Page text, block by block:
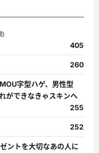
)
405
260
字型ハゲ、男性型
ができなきゃスキンヘ
255
252
ントを大切なあの人に